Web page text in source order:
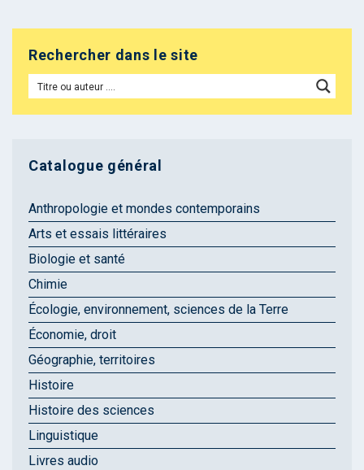
Rechercher dans le site
Catalogue général
Anthropologie et mondes contemporains
Arts et essais littéraires
Biologie et santé
Chimie
Écologie, environnement, sciences de la Terre
Économie, droit
Géographie, territoires
Histoire
Histoire des sciences
Linguistique
Livres audio